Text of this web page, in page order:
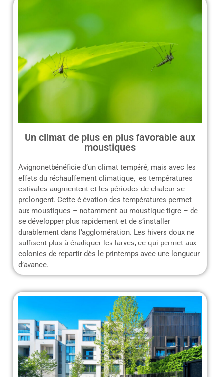
Un climat de plus en plus favorable aux
moustiques
Avignonetbénéficie d’un climat tempéré, mais avec les
effets du réchauffement climatique, les températures
estivales augmentent et les périodes de chaleur se
prolongent. Cette élévation des températures permet
aux moustiques – notamment au moustique tigre – de
se développer plus rapidement et de s’installer
durablement dans l’agglomération. Les hivers doux ne
suffisent plus à éradiquer les larves, ce qui permet aux
colonies de repartir dès le printemps avec une longueur
d’avance.